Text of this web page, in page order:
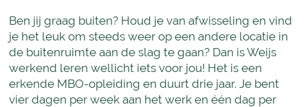
Ben jij graag buiten? Houd je van afwisseling en vind
je het leuk om steeds weer op een andere locatie in
de buitenruimte aan de slag te gaan? Dan is Weijs
werkend leren wellicht iets voor jou! Het is een
erkende MBO-opleiding en duurt drie jaar. Je bent
vier dagen per week aan het werk en één dag per